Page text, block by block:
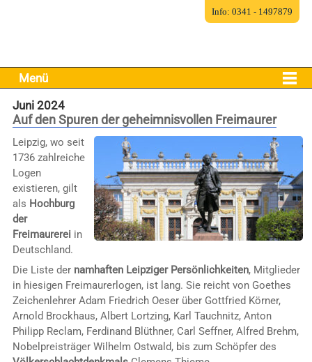
Menü
Juni 2024
Auf den Spuren der geheimnisvollen Freimaurer
Leipzig, wo seit
1736 zahlreiche
Logen
existieren, gilt
als Hochburg
der
Freimaurerei in
Deutschland.
Die Liste der namhaften Leipziger Persönlichkeiten, Mitglieder
in hiesigen Freimaurerlogen, ist lang. Sie reicht von Goethes
Zeichenlehrer Adam Friedrich Oeser über Gottfried Körner,
Arnold Brockhaus, Albert Lortzing, Karl Tauchnitz, Anton
Philipp Reclam, Ferdinand Blüthner, Carl Seffner, Alfred Brehm,
Nobelpreisträger Wilhelm Ostwald, bis zum Schöpfer des
Info: 0341 - 1497879